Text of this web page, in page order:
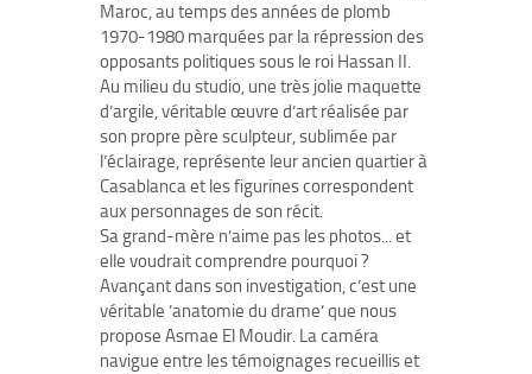
Maroc, au temps des années de plomb
1970-1980 marquées par la répression des
opposants politiques sous le roi Hassan II.
Au milieu du studio, une très jolie maquette
d’argile, véritable œuvre d’art réalisée par
son propre père sculpteur, sublimée par
l’éclairage, représente leur ancien quartier à
Casablanca et les figurines correspondent
aux personnages de son récit.
Sa grand-mère n’aime pas les photos... et
elle voudrait comprendre pourquoi ?
Avançant dans son investigation, c’est une
véritable ’anatomie du drame’ que nous
propose Asmae El Moudir. La caméra
navigue entre les témoignages recueillis et